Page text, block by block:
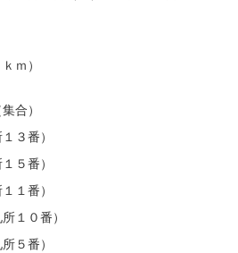
（全長７ｋｍ）
合）
３番）
５番）
１番）
１０番）
５番）